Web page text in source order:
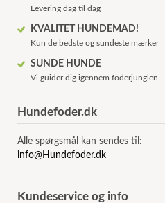
Levering dag til dag
KVALITET HUNDEMAD!
Kun de bedste og sundeste mærker
SUNDE HUNDE
Vi guider dig igennem foderjunglen
Hundefoder.dk
Alle spørgsmål kan sendes til:
info@Hundefoder.dk
Kundeservice og info